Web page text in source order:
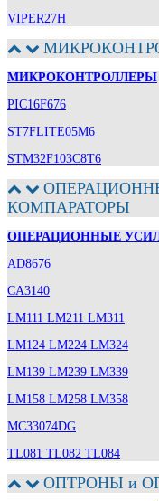
VIPER27H
МИКРОКОНТРОЛЛЕРЫ
PIC16F676
ST7FLITE05M6
STM32F103C8T6
КОМПАРАТОРЫ
ОПЕРАЦИОННЫЕ
AD8676
CA3140
LM111 LM211 LM311
LM124 LM224 LM324
LM139 LM239 LM339
LM158 LM258 LM358
MC33074DG
TL081 TL082 TL084
ОПТРОНЫ и